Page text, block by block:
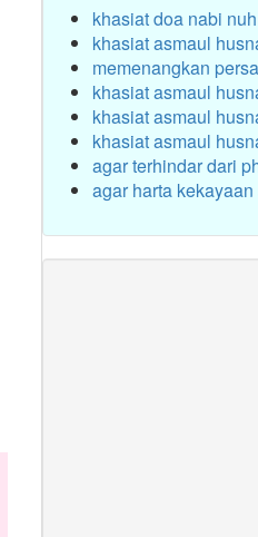
khasiat doa nabi nuh
khasiat asmaul
memenangkan
khasiat asmaul
khasiat asmaul
khasiat asmaul
agar terhindar dari
agar harta